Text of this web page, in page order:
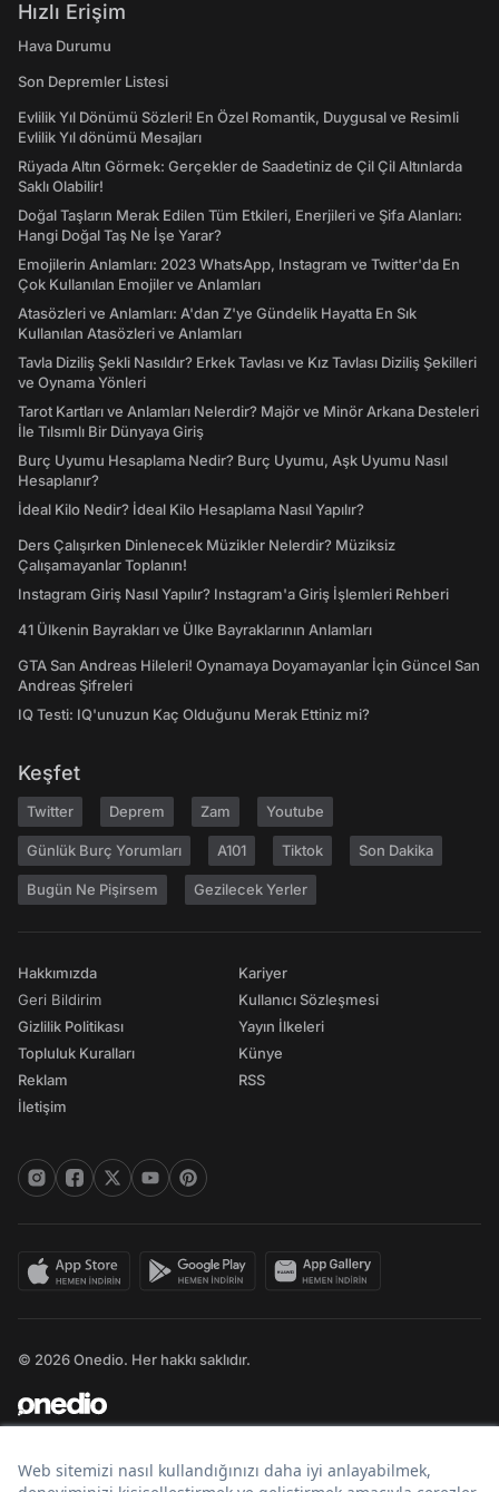
Hızlı Erişim
Hava Durumu
Son Depremler Listesi
Evlilik Yıl Dönümü Sözleri! En Özel Romantik, Duygusal ve Resimli
Evlilik Yıl dönümü Mesajları
Rüyada Altın Görmek: Gerçekler de Saadetiniz de Çil Çil Altınlarda
Saklı Olabilir!
Doğal Taşların Merak Edilen Tüm Etkileri, Enerjileri ve Şifa Alanları:
Hangi Doğal Taş Ne İşe Yarar?
Emojilerin Anlamları: 2023 WhatsApp, Instagram ve Twitter'da En
Çok Kullanılan Emojiler ve Anlamları
Atasözleri ve Anlamları: A'dan Z'ye Gündelik Hayatta En Sık
Kullanılan Atasözleri ve Anlamları
Tavla Diziliş Şekli Nasıldır? Erkek Tavlası ve Kız Tavlası Diziliş Şekilleri
ve Oynama Yönleri
Tarot Kartları ve Anlamları Nelerdir? Majör ve Minör Arkana Desteleri
İle Tılsımlı Bir Dünyaya Giriş
Burç Uyumu Hesaplama Nedir? Burç Uyumu, Aşk Uyumu Nasıl
Hesaplanır?
İdeal Kilo Nedir? İdeal Kilo Hesaplama Nasıl Yapılır?
Ders Çalışırken Dinlenecek Müzikler Nelerdir? Müziksiz
Çalışamayanlar Toplanın!
Instagram Giriş Nasıl Yapılır? Instagram'a Giriş İşlemleri Rehberi
41 Ülkenin Bayrakları ve Ülke Bayraklarının Anlamları
GTA San Andreas Hileleri! Oynamaya Doyamayanlar İçin Güncel San
Andreas Şifreleri
IQ Testi: IQ'unuzun Kaç Olduğunu Merak Ettiniz mi?
Keşfet
Twitter Deprem Zam Youtube
Günlük Burç Yorumları A101 Tiktok Son Dakika
Bugün Ne Pişirsem Gezilecek Yerler
Hakkımızda
Geri Bildirim
Gizlilik Politikası
Topluluk Kuralları
Reklam
İletişim
Kariyer
Kullanıcı Sözleşmesi
Yayın İlkeleri
Künye
RSS
© 2026 Onedio. Her hakkı saklıdır.
Bir markasıdır.